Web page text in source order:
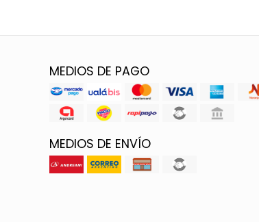
MEDIOS DE PAGO
MEDIOS DE ENVÍO